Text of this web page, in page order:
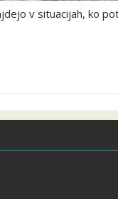
v situacijah, ko